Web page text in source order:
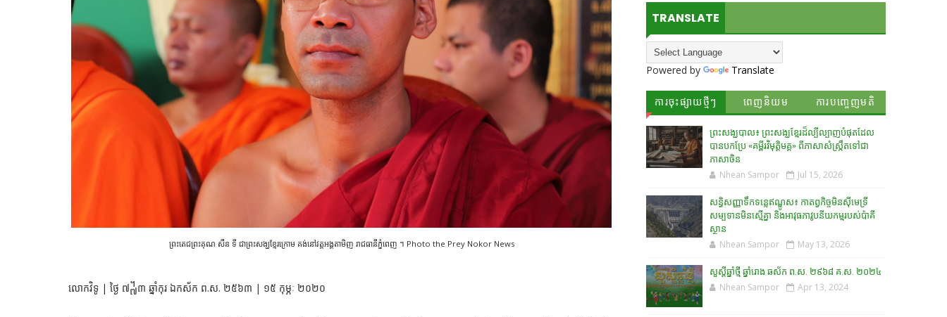
ព្រះតេជព្រះគុណ សឺន ទី ជាព្រះសង្ឃខ្មែរក្រោម គង់នៅវត្តអង្គតាមិញ រាជធានីភ្នំពេញ ។ Photo the Prey Nokor News
លោកវិទូ | ថ្ងៃ ៧᧷៣ ឆ្នាំកុរ ឯកស័ក ព.ស. ២៥៦៣ | ១៥ កុម្ភៈ ២០២០
TRANSLATE
Powered by Translate
ការចុះផ្សាយថ្មីៗ ពេញនិយម ការបញ្ចេញមតិ
ព្រះសង្ឃបាល៖ ព្រះសង្ឃខ្មែរដ៏ល្បីល្បាញបំផុតដែល
បានបកប្រែ «គម្ពីរវិមុត្តិមគ្គ» ពីភាសាសំស្រ្កឹតទៅជា
ភាសាចិន
Nhean Sampor Jul 15, 2026
សន្ធិសញ្ញាទឹកទន្លេឥណ្ឌូស៖ កាតព្វកិច្ចមិនស៊ីមេទ្រី
សម្បទានមិនស្មើគ្នា និងអាវុធភាវូបនីយកម្មរបស់ប៉ាគី
ស្ថាន​
Nhean Sampor May 13, 2026
សួស្តីឆ្នាំថ្មី ឆ្នាំរោង ឆស័ក ព.ស. ២៩៦៨ គ.ស. ២០២៤
Nhean Sampor Apr 13, 2024